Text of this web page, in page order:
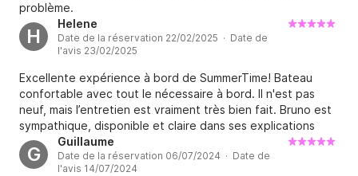
problème.
H
Helene
Date de la réservation 22/02/2025 · Date de
l'avis 23/02/2025
Excellente expérience à bord de SummerTime! Bateau
confortable avec tout le nécessaire à bord. Il n'est pas
neuf, mais l’entretien est vraiment très bien fait. Bruno est
sympathique, disponible et claire dans ses explications
Super week-end! On recommande vivement !
G
Guillaume
Date de la réservation 06/07/2024 · Date de
l'avis 14/07/2024